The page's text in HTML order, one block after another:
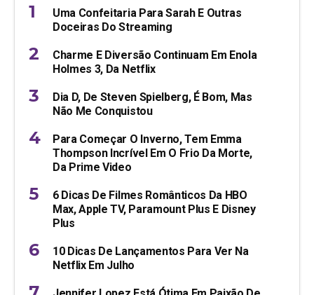
Uma Confeitaria Para Sarah E Outras
Doceiras Do Streaming
Charme E Diversão Continuam Em Enola
Holmes 3, Da Netflix
Dia D, De Steven Spielberg, É Bom, Mas
Não Me Conquistou
Para Começar O Inverno, Tem Emma
Thompson Incrível Em O Frio Da Morte,
Da Prime Video
6 Dicas De Filmes Românticos Da HBO
Max, Apple TV, Paramount Plus E Disney
Plus
10 Dicas De Lançamentos Para Ver Na
Netflix Em Julho